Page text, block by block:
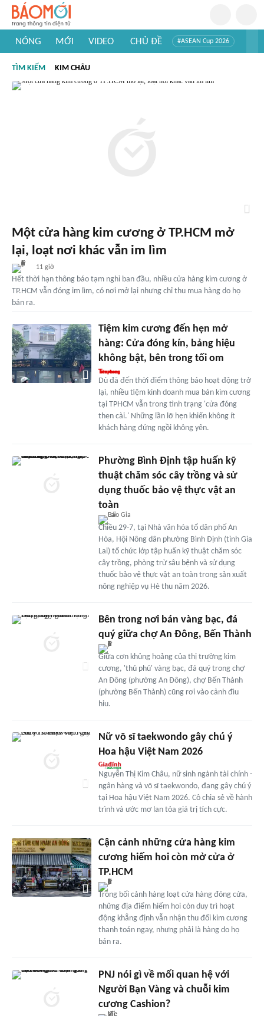
NÓNG MỚI VIDEO CHỦ ĐỀ #ASEAN Cup 2026
#Khám phá thế giới
TÌM KIẾM KIM CHÂU
Một cửa hàng kim cương ở TP.HCM mở
lại, loạt nơi khác vẫn im lìm
11 giờ
Hết thời hạn thông báo tạm nghỉ ban đầu, nhiều cửa hàng kim cương ở
TP.HCM vẫn đóng im lìm, có nơi mở lại nhưng chỉ thu mua hàng do họ
bán ra.
Tiệm kim cương đến hẹn mở
hàng: Cửa đóng kín, bảng hiệu
không bật, bên trong tối om
Dù đã đến thời điểm thông báo hoạt động trở
lại, nhiều tiệm kinh doanh mua bán kim cương
tại TPHCM vẫn trong tình trạng 'cửa đóng
then cài.' Những lần lỡ hẹn khiến không ít
khách hàng đứng ngồi không yên.
Phường Bình Định tập huấn kỹ
thuật chăm sóc cây trồng và sử
dụng thuốc bảo vệ thực vật an
toàn
Chiều 29-7, tại Nhà văn hóa tổ dân phố An
Hòa, Hội Nông dân phường Bình Định (tỉnh Gia
Lai) tổ chức lớp tập huấn kỹ thuật chăm sóc
cây trồng, phòng trừ sâu bệnh và sử dụng
thuốc bảo vệ thực vật an toàn trong sản xuất
nông nghiệp vụ Hè thu năm 2026.
Bên trong nơi bán vàng bạc, đá
quý giữa chợ An Đông, Bến Thành
Giữa cơn khủng hoảng của thị trường kim
cương, 'thủ phủ' vàng bạc, đá quý trong chợ
An Đông (phường An Đông), chợ Bến Thành
(phường Bến Thành) cũng rơi vào cảnh đìu
hiu.
Nữ võ sĩ taekwondo gây chú ý
Hoa hậu Việt Nam 2026
Nguyễn Thị Kim Châu, nữ sinh ngành tài chính -
ngân hàng và võ sĩ taekwondo, đang gây chú ý
tại Hoa hậu Việt Nam 2026. Cô chia sẻ về hành
trình và ước mơ lan tỏa giá trị tích cực.
Cận cảnh những cửa hàng kim
cương hiếm hoi còn mở cửa ở
TP.HCM
Trong bối cảnh hàng loạt cửa hàng đóng cửa,
những địa điểm hiếm hoi còn duy trì hoạt
động khẳng định vẫn nhận thu đổi kim cương
thanh toán ngay, nhưng phải là hàng do họ
bán ra.
PNJ nói gì về mối quan hệ với
Người Bạn Vàng và chuỗi kim
cương Cashion?